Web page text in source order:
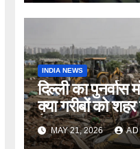
INDIA NEWS
दिल्ली का
क्या गरीबों को
है?MAY 21, 2026